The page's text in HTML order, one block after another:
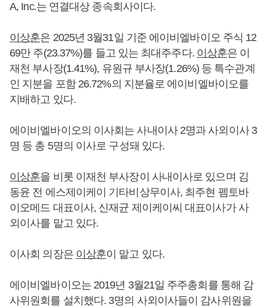
A, Inc.는 연결대상 종속회사이다.
이상훈은 2025년 3월31일 기준 에이비엘바이오 주식 12
69만 주(23.37%)를 들고 있는 최대주주다. 이상훈은 이
재천 부사장(1.41%), 유원규 부사장(1.26%) 등 특수관계
인 지분을 포함 26.72%의 지분율로 에이비엘바이오를
지배하고 있다.
에이비엘바이오의 이사회는 사내이사 2명과 사외이사 3
명 등 총 5명의 이사로 구성돼 있다.
이상훈을 비롯 이재천 부사장이 사내이사로 있으며 김
동윤 전 에스제이케이 기타비상무이사, 최주현 펨토바
이오메드 대표이사, 신재균 제이케이씨 대표이사가 사
외이사를 맡고 있다.
이사회 의장은 이상훈이 맡고 있다.
에이비엘바이오는 2019년 3월21일 주주총회를 통해 감
사위원회를 설치했다. 3명의 사외이사들이 감사위원을